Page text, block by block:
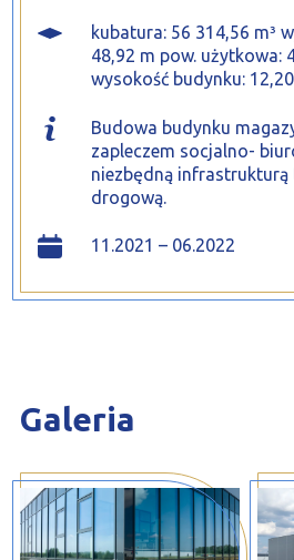
kubatura: 56 314,56 m³
48,92 m pow. użytkowa:
wysokość budynku:
Budowa budynku
zapleczem socjalno-
niezbędną infrastrukturą
drogową.
11.2021 – 06.2022
Galeria